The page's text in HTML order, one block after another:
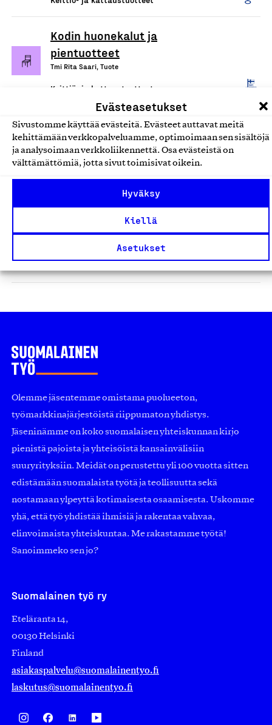
Evästeasetukset
Sivustomme käyttää evästeitä. Evästeet auttavat meitä
kehittämään verkkopalveluamme, optimoimaan sen sisältöjä
ja analysoimaan verkkoliikennettä. Osa evästeistä on
välttämättömiä, jotta sivut toimisivat oikein.
Hyväksy
Kiellä
Asetukset
Kodin huonekalut ja
pientuotteet
Tmi Rita Saari, Tuote
Keittiö- ja kattaustuotteet
Fiberdom-kertakäyttöaterimet
ja lautaset
Fiberdom Oy, Tuote
Keittiö- ja kattaustuotteet
Puiset koriste- ja
käyttöesineet
Olemme jäsentemme omistama puolueeton,
työmarkkinajärjestöistä riippumaton yhdistys.
Jäseninämme on koko suomalaisen yhteiskunnan kirjo
pienistä pajoista ja yhteisöistä kansainvälisiin
suuryrityksiin. Meidät on perustettu yli 100 vuotta sitten
edistämään suomalaista työtä ja teollisuutta sekä
nostamaan ylpeyttä kotimaisesta osaamisesta. Uskomme
yhä, että työ yhdistää ihmisiä ja rakentaa vahvaa,
elinvoimaista yhteiskuntaa. Me rakastamme työtä!
Sanoimmeko sen jo?
Suomalainen työ ry
Eteläranta 14,
00130 Helsinki
Finland
asiakaspalvelu@suomalainentyo.fi
laskutus@suomalainentyo.fi